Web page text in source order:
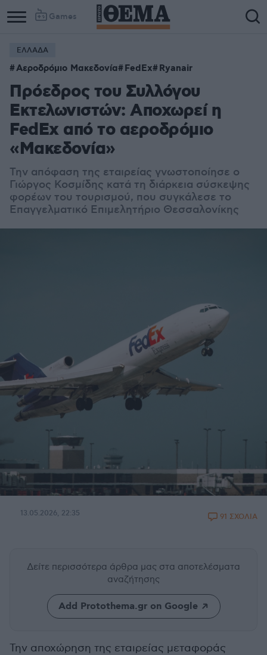
Games
ΕΛΛΑΔΑ
Αεροδρόμιο Μακεδονία FedEx Ryanair
Πρόεδρος του Συλλόγου
Εκτελωνιστών: Αποχωρεί η
FedEx από το αεροδρόμιο
«Μακεδονία»
Την απόφαση της εταιρείας γνωστοποίησε ο
Γιώργος Κοσμίδης κατά τη διάρκεια σύσκεψης
φορέων του τουρισμού, που συγκάλεσε το
Επαγγελματικό Επιμελητήριο Θεσσαλονίκης
13.05.2026, 22:35 91 ΣΧΟΛΙΑ
Δείτε περισσότερα άρθρα μας στα αποτελέσματα
αναζήτησης
Add Protothema.gr on Google
Την αποχώρηση της εταιρείας μεταφοράς